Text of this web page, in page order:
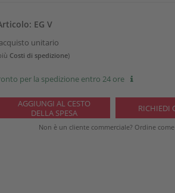
EG V
unitario
Costi di spedizione)
per la spedizione entro 24 ore
Non è un cliente commerciale? Ordine come